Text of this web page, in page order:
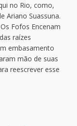
no Rio, como,
Ariano Suassuna.
Fofos Encenam
raízes
embasamento
mão de suas
reescrever esse